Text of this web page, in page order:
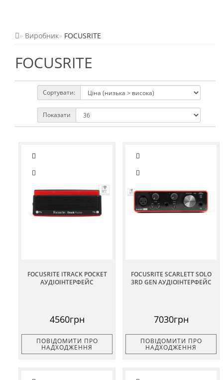
Виробник FOCUSRITE
FOCUSRITE
Сортувати:
Показати
FOCUSRITE ITRACK POCKET
АУДІОІНТЕРФЕЙС
4560грн
ПОВІДОМИТИ ПРО
НАДХОДЖЕННЯ
FOCUSRITE SCARLETT SOLO
3RD GEN АУДІОІНТЕРФЕЙС
7030грн
ПОВІДОМИТИ ПРО
НАДХОДЖЕННЯ